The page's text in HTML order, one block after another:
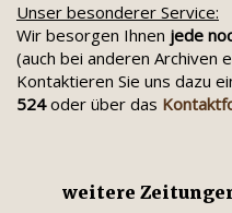
Unser besonderer Service:
Wir besorgen Ihnen jede
(auch bei anderen Archiven
Kontaktieren Sie uns dazu
524oder über das
weitere